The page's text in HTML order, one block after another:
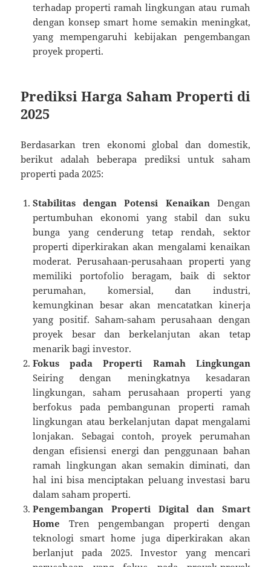
terhadap properti ramah lingkungan atau rumah
dengan konsep smart home semakin meningkat,
yang mempengaruhi kebijakan pengembangan
proyek properti.
Prediksi Harga Saham Properti di
2025
Berdasarkan tren ekonomi global dan domestik,
berikut adalah beberapa prediksi untuk saham
properti pada 2025:
Stabilitas dengan Potensi Kenaikan Dengan
pertumbuhan ekonomi yang stabil dan suku
bunga yang cenderung tetap rendah, sektor
properti diperkirakan akan mengalami kenaikan
moderat. Perusahaan-perusahaan properti yang
memiliki portofolio beragam, baik di sektor
perumahan, komersial, dan industri,
kemungkinan besar akan mencatatkan kinerja
yang positif. Saham-saham perusahaan dengan
proyek besar dan berkelanjutan akan tetap
menarik bagi investor.
Fokus pada Properti Ramah Lingkungan
Seiring dengan meningkatnya kesadaran
lingkungan, saham perusahaan properti yang
berfokus pada pembangunan properti ramah
lingkungan atau berkelanjutan dapat mengalami
lonjakan. Sebagai contoh, proyek perumahan
dengan efisiensi energi dan penggunaan bahan
ramah lingkungan akan semakin diminati, dan
hal ini bisa menciptakan peluang investasi baru
dalam saham properti.
Pengembangan Properti Digital dan Smart
Home Tren pengembangan properti dengan
teknologi smart home juga diperkirakan akan
berlanjut pada 2025. Investor yang mencari